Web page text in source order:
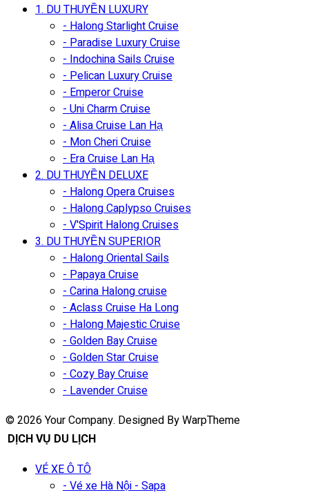
1. DU THUYỀN LUXURY
- Halong Starlight Cruise
- Paradise Luxury Cruise
- Indochina Sails Cruise
- Pelican Luxury Cruise
- Emperor Cruise
- Uni Charm Cruise
- Alisa Cruise Lan Hạ
- Mon Cheri Cruise
- Era Cruise Lan Hạ
2. DU THUYỀN DELUXE
- Halong Opera Cruises
- Halong Caplypso Cruises
- V'Spirit Halong Cruises
3. DU THUYỀN SUPERIOR
- Halong Oriental Sails
- Papaya Cruise
- Carina Halong cruise
- Aclass Cruise Ha Long
- Halong Majestic Cruise
- Golden Bay Cruise
- Golden Star Cruise
- Cozy Bay Cruise
- Lavender Cruise
© 2026 Your Company. Designed By WarpTheme
DỊCH VỤ DU LỊCH
VÉ XE Ô TÔ
- Vé xe Hà Nội - Sapa